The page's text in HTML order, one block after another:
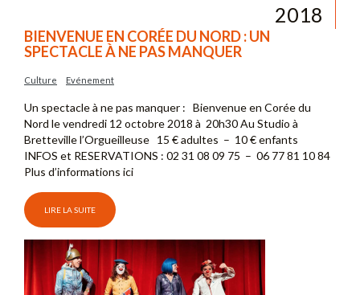
2018
BIENVENUE EN CORÉE DU NORD : UN
SPECTACLE À NE PAS MANQUER
Culture Evénement
Un spectacle à ne pas manquer : Bienvenue en Corée du
Nord le vendredi 12 octobre 2018 à 20h30 Au Studio à
Bretteville l’Orgueilleuse 15 € adultes – 10 € enfants
INFOS et RESERVATIONS : 02 31 08 09 75 – 06 77 81 10 84
Plus d’informations ici
LIRE LA SUITE